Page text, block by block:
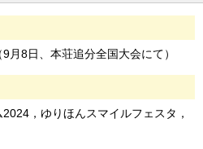
月8日、本荘追分全国大会にて）
，ゆりほんスマイルフェスタ，